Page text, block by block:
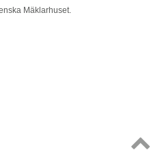
Mäklarhuset.